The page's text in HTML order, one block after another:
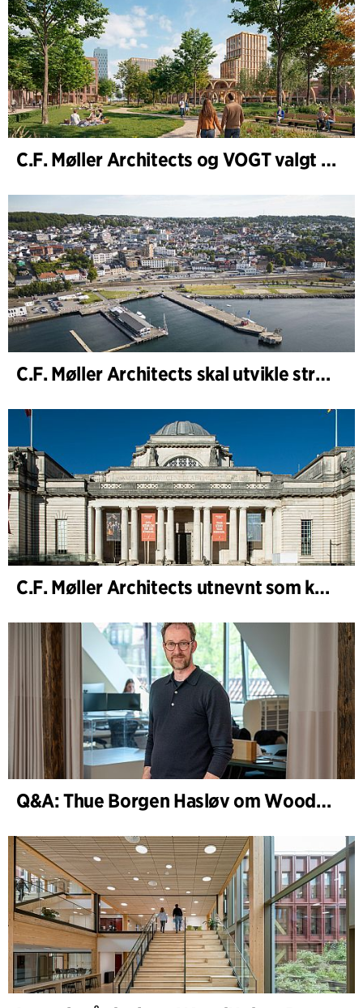
C.F. Møller Architects og VOGT valgt til å forme fremtidens Hamburg-Altona
C.F. Møller Architects skal utvikle strategien for Knutepunkt Larvik og indre havn
C.F. Møller Architects utnevnt som konseptarkitekt for prosjektet National Museum Cardiff
Q&A: Thue Borgen Hasløv om WoodHub